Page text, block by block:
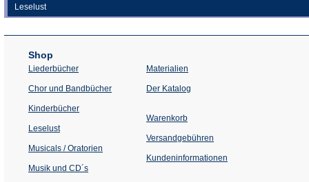
Leselust
Shop
Liederbücher
Chor und Bandbücher
Kinderbücher
Leselust
Musicals / Oratorien
Musik und CD´s
Materialien
Der Katalog
Warenkorb
Versandgebühren
Kundeninformationen